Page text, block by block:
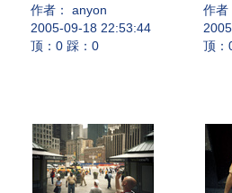
作者： anyon
2005-09-18 22:53:44
顶：0 踩：0
作者
顶：